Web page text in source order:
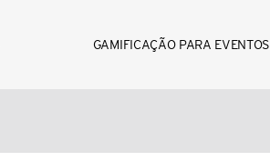
GAMIFICAÇÃO PARA EVENTOS